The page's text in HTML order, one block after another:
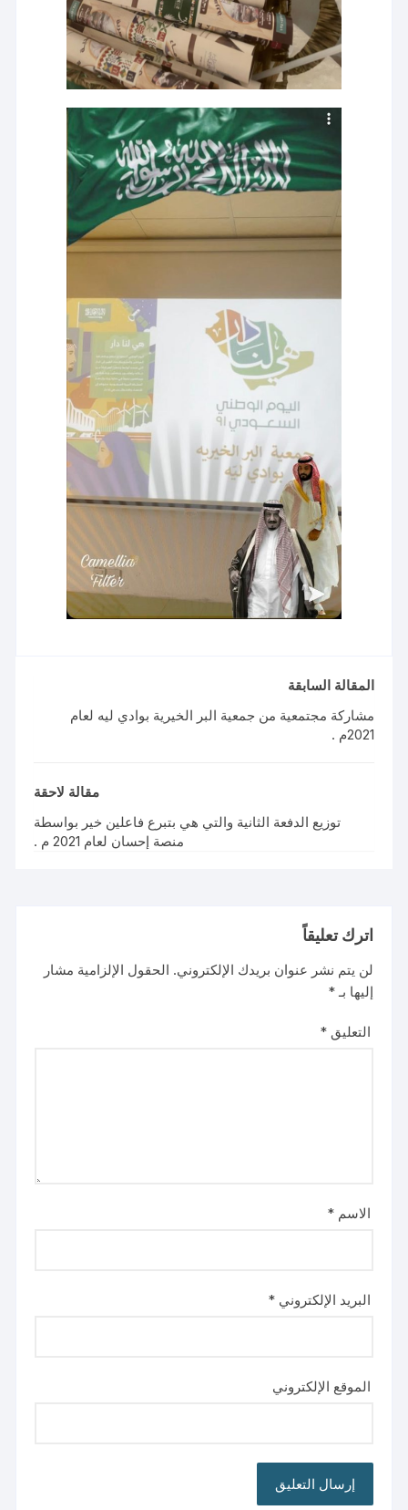
المقالة السابقة
مشاركة مجتمعية من جمعية البر الخيرية بوادي ليه لعام
2021م .
مقالة لاحقة
توزيع الدفعة الثانية والتي هي بتبرع فاعلين خير بواسطة
منصة إحسان لعام 2021 م .
اترك تعليقاً
لن يتم نشر عنوان بريدك الإلكتروني. الحقول الإلزامية مشار
إليها بـ*
التعليق*
الاسم*
البريد الإلكتروني*
الموقع الإلكتروني